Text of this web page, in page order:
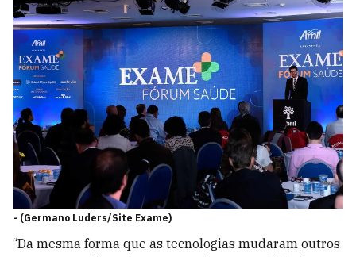
- (Germano Luders/Site Exame)
“Da mesma forma que as tecnologias mudaram outros